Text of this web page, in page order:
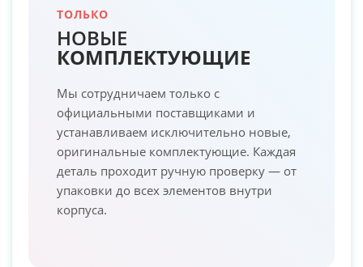
ТОЛЬКО
НОВЫЕ
КОМПЛЕКТУЮЩИЕ
Мы сотрудничаем только с
официальными поставщиками и
устанавливаем исключительно новые,
оригинальные комплектующие. Каждая
деталь проходит ручную проверку — от
упаковки до всех элементов внутри
корпуса.